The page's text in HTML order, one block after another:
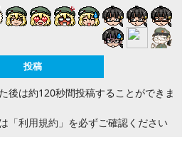
後は約120秒間投稿することができま
「利用規約」 を必ずご確認ください